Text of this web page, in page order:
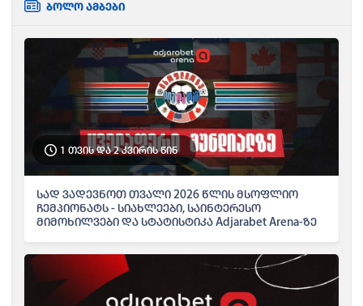
ბოლო ამბები
1 თვის და 2 კვირის წინ
სად ვადევნოთ თვალი 2026 წლის მსოფლიო
ჩემპიონატს - სიახლეები, საინტერესო
მიმოხილვები და სტატისტიკა Adjarabet Arena-ზე